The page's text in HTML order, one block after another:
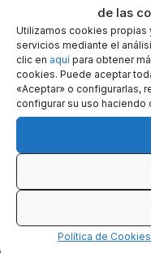
de las
Utilizamos cookies propias
servicios mediante el
clic en aquí para obtener
cookies. Puede aceptar
«Aceptar» o configurarlas,
configurar su uso haciendo
Política de Cookies
A partir de 5
Contabilidad
Artículos con